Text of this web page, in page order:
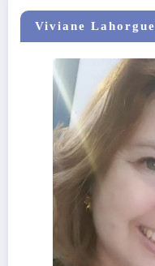
Viviane Lahorgue